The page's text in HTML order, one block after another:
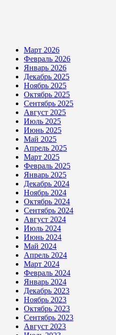
Март 2026
Февраль 2026
Январь 2026
Декабрь 2025
Ноябрь 2025
Октябрь 2025
Сентябрь 2025
Август 2025
Июль 2025
Июнь 2025
Май 2025
Апрель 2025
Март 2025
Февраль 2025
Январь 2025
Декабрь 2024
Ноябрь 2024
Октябрь 2024
Сентябрь 2024
Август 2024
Июль 2024
Июнь 2024
Май 2024
Апрель 2024
Март 2024
Февраль 2024
Январь 2024
Декабрь 2023
Ноябрь 2023
Октябрь 2023
Сентябрь 2023
Август 2023